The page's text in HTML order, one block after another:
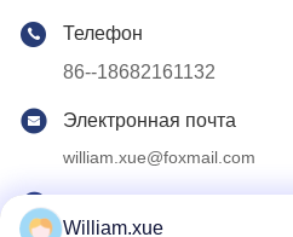
Телефон
86--18682161132
Электронная почта
william.xue@foxmail.com
William.xue